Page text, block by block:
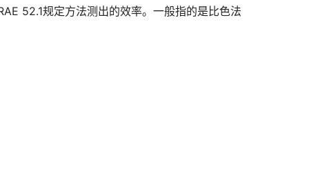
52.1规定方法测出的效率。一般指的是比色法